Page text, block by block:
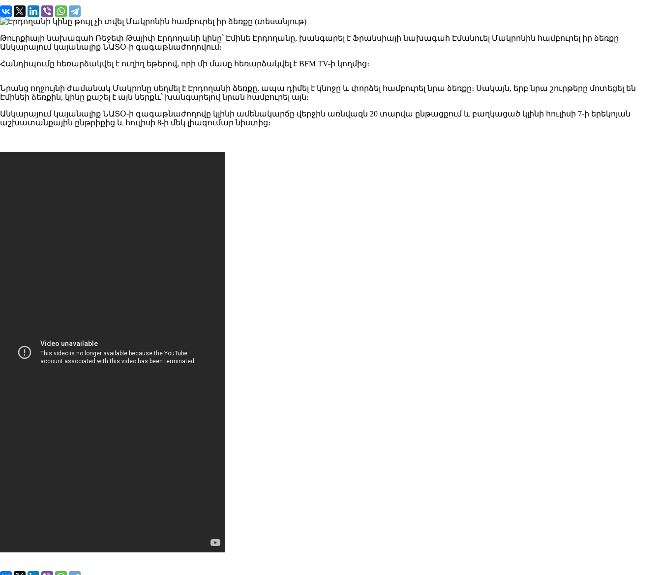
Թուրքիայի նախագահ Ռեջեփ Թայիփ Էրդողանի կինը՝ Էմինե Էրդողանը, խանգարել է Ֆրանսիայի նախագահ Էմանուել Մակրոնին համբուրել իր ձեռքը
Անկարայում կայանալիք ՆԱՏՕ-ի գագաթնաժողովում։
Հանդիպումը հեռարձակվել է ուղիղ եթերով, որի մի մասը հեռարձակվել է BFM TV-ի կողմից։
Նրանց ողջույնի ժամանակ Մակրոնը սեղմել է Էրդողանի ձեռքը, ապա դիմել է կնոջը և փորձել համբուրել նրա ձեռքը։ Սակայն, երբ նրա շուրթերը մոտեցել են
Էմինեի ձեռքին, կինը քաշել է այն ներքև՝ խանգարելով նրան համբուրել այն։
Անկարայում կայանալիք ՆԱՏՕ-ի գագաթնաժողովը կլինի ամենակարճը վերջին առնվազն 20 տարվա ընթացքում և բաղկացած կլինի հուլիսի 7-ի երեկոյան
աշխատանքային ընթրիքից և հուլիսի 8-ի մեկ լիագումար նիստից։